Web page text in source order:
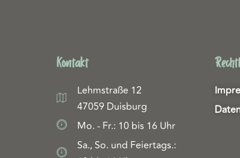
Kontakt
Lehmstraße 12
47059 Duisburg
Mo. - Fr.: 10 bis 16 Uhr
Sa., So. und Feiertags.: